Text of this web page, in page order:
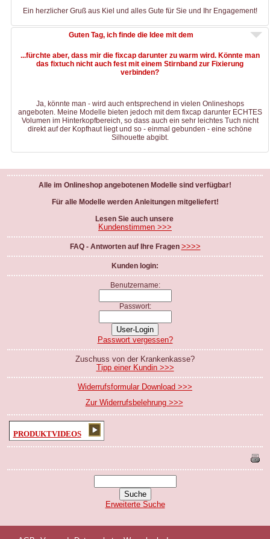
Ein herzlicher Gruß aus Kiel und alles Gute für Sie und Ihr Engagement!
Guten Tag, ich finde die Idee mit dem
...fürchte aber, dass mir die fixcap darunter zu warm wird. Könnte man
das fixtuch nicht auch fest mit einem Stirnband zur Fixierung
verbinden?
Ja, könnte man - wird auch entsprechend in vielen Onlineshops
angeboten. Meine Modelle bieten jedoch mit dem fixcap darunter ECHTES
Volumen im Hinterkopfbereich, so dass auch ein sehr leichtes Tuch nicht
direkt auf der Kopfhaut liegt und so - einmal gebunden - eine schöne
Silhouette abgibt.
Alle im Onlineshop angebotenen Modelle sind verfügbar!
Für alle Modelle werden Anleitungen mitgeliefert!
Lesen Sie auch unsere
Kundenstimmen >>>
FAQ - Antworten auf Ihre Fragen >>>>
Kunden login:
Benutzername:
Passwort:
Passwort vergessen?
Zuschuss von der Krankenkasse?
Tipp einer Kundin >>>
Widerrufsformular Download >>>
Zur Widerrufsbelehrung >>>
PRODUKTVIDEOS
Erweiterte Suche